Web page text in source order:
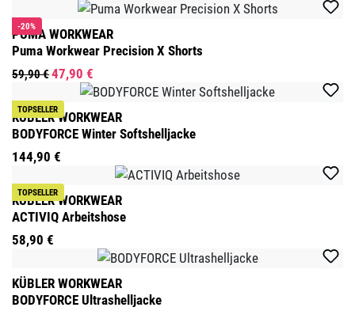
-20%
PUMA WORKWEAR
Puma Workwear Precision X Shorts
59,90 €47,90 €
TOPSELLER
KÜBLER WORKWEAR
BODYFORCE Winter Softshelljacke
144,90 €
TOPSELLER
KÜBLER WORKWEAR
ACTIVIQ Arbeitshose
58,90 €
KÜBLER WORKWEAR
BODYFORCE Ultrashelljacke